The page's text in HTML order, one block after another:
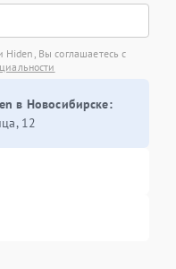
Hiden, Вы соглашаетесь с
в Новосибирске:
12